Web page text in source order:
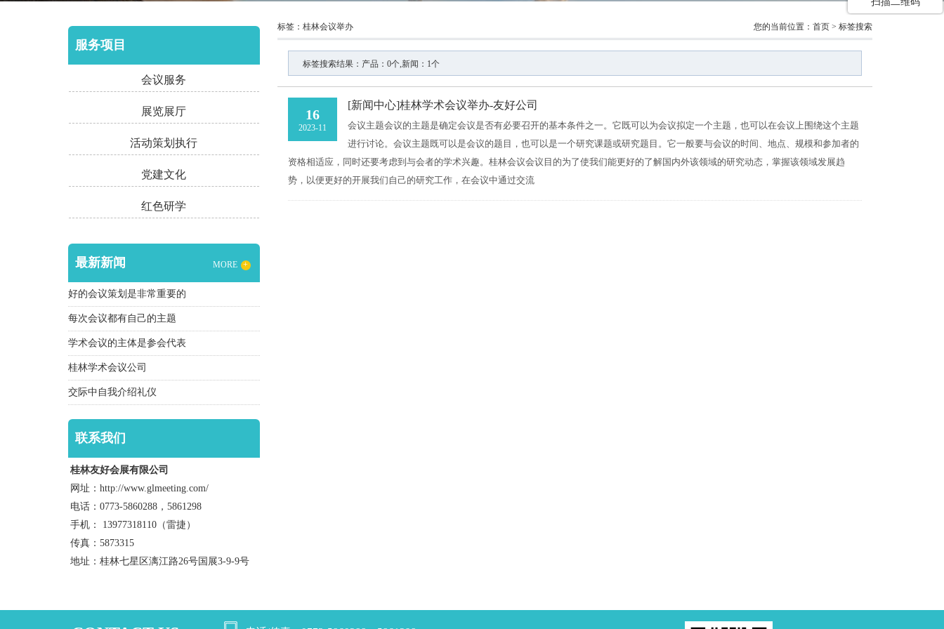
服务项目
会议服务
展览展厅
活动策划执行
党建文化
红色研学
最新新闻 MORE +
好的会议策划是非常重要的
每次会议都有自己的主题
学术会议的主体是参会代表
桂林学术会议公司
交际中自我介绍礼仪
联系我们
桂林友好会展有限公司
网址：http://www.glmeeting.com/
电话：0773-5860288，5861298
手机： 13977318110（雷捷）
传真：5873315
地址：桂林七星区漓江路26号国展3-9-9号
标签：桂林会议举办 您的当前位置： 首页 > 标签搜索
标签搜索结果：产品：0个,新闻：1个
16
2023-11
[新闻中心]桂林学术会议举办-友好公司
会议主题会议的主题是确定会议是否有必要召开的基本条件之一。它既可以为会议拟定一个主题，也可以在会议上围绕这个主题
进行讨论。会议主题既可以是会议的题目，也可以是一个研究课题或研究题目。它一般要与会议的时间、地点、规模和参加者的
资格相适应，同时还要考虑到与会者的学术兴趣。桂林会议会议目的为了使我们能更好的了解国内外该领域的研究动态，掌握该领域发展趋
势，以便更好的开展我们自己的研究工作，在会议中通过交流